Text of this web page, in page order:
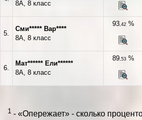
8А, 8 класс
5.
Сми***** Вар****
8А, 8 класс
93,42%
6.
Мат****** Ели******
8А, 8 класс
89,53%
1 - «Опережает» - сколько